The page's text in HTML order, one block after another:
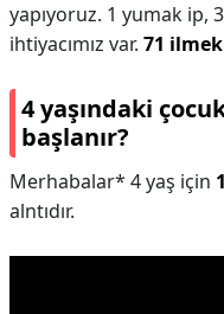
yapıyoruz. 1 yumak ip,
ihtiyacımız var. 71 ilmek
4 yaşındaki
başlanır?
Merhabalar* 4 yaş için
alntıdır.